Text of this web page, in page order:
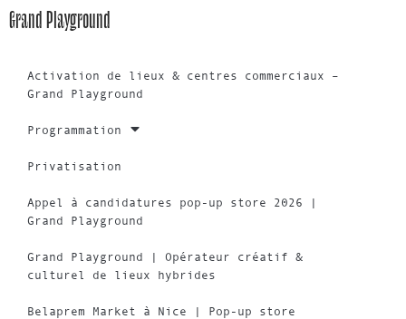
Grand Playground
Activation de lieux & centres commerciaux –
Grand Playground
Programmation
Privatisation
Appel à candidatures pop-up store 2026 |
Grand Playground
Grand Playground | Opérateur créatif &
culturel de lieux hybrides
Belaprem Market à Nice | Pop-up store